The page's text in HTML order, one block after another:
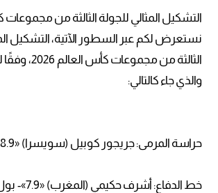
التشكيل المثالي للجولة الثالثة من مجموعات كأس
نستعرض لكم عبر السطور الآتية، التشكيل
الثالثة من
والذي جاء كالتالي:
حراسة المرمى: جريجور كوبيل (سويسرا) «8.9».
خط الدفاع: